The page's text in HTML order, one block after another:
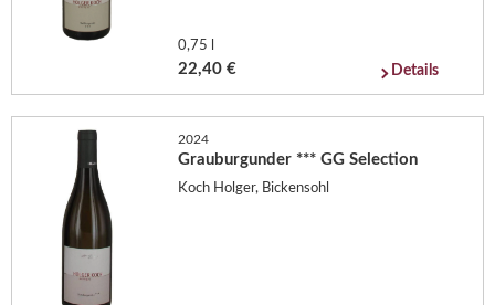
0,75 l
22,40 € Details
2024
Grauburgunder *** GG Selection
Koch Holger, Bickensohl